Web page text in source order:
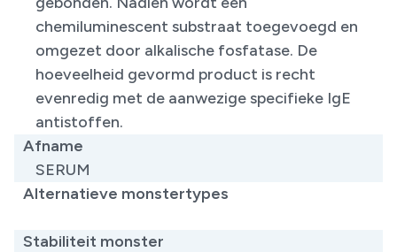
chemiluminescent substraat toegevoegd en
omgezet door alkalische fosfatase. De
hoeveelheid gevormd product is recht
evenredig met de aanwezige specifieke IgE
antistoffen.
Afname
SERUM
Alternatieve monstertypes
Stabiliteit monster